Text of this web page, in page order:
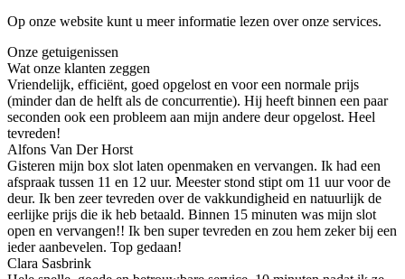
Op onze website kunt u meer informatie lezen over onze services.
Onze getuigenissen
Wat onze klanten zeggen
Vriendelijk, efficiënt, goed opgelost en voor een normale prijs
(minder dan de helft als de concurrentie). Hij heeft binnen een paar
seconden ook een probleem aan mijn andere deur opgelost. Heel
tevreden!
Alfons Van Der Horst
Gisteren mijn box slot laten openmaken en vervangen. Ik had een
afspraak tussen 11 en 12 uur. Meester stond stipt om 11 uur voor de
deur. Ik ben zeer tevreden over de vakkundigheid en natuurlijk de
eerlijke prijs die ik heb betaald. Binnen 15 minuten was mijn slot
open en vervangen!! Ik ben super tevreden en zou hem zeker bij een
ieder aanbevelen. Top gedaan!
Clara Sasbrink